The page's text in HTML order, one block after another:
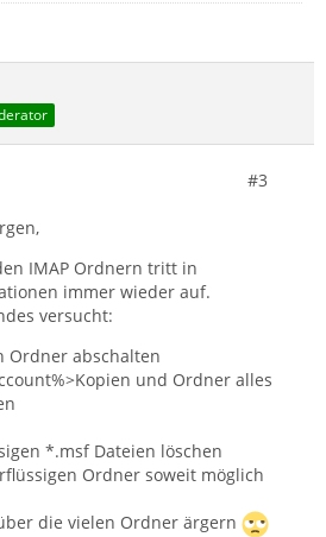
#3
IMAP Ordnern tritt in
immer wieder auf.
versucht:
Ordner abschalten
und Ordner alles
*.msf Dateien löschen
Ordner soweit möglich
die vielen Ordner ärgern